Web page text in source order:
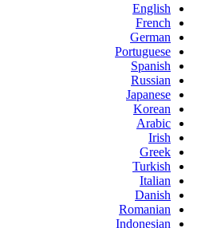
English
French
German
Portuguese
Spanish
Russian
Japanese
Korean
Arabic
Irish
Greek
Turkish
Italian
Danish
Romanian
Indonesian